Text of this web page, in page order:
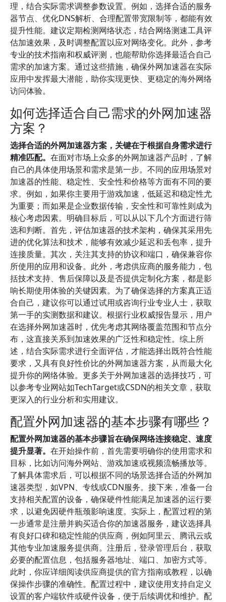
理，结合实际需求调整参数设置。例如，选择合适的服务
器节点、优化DNS解析、合理配置带宽限制等，都能有效
提升性能。建议定期检测网络状态，结合网络测速工具评
估加速效果，及时调整配置以应对网络变化。此外，参考
专业的技术指南和权威评测，也能帮助你选择最适合自己
需求的加速方案。通过这些措施，确保外网加速器在实际
应用中发挥最大潜能，助你实现更快、更稳定的海外网络
访问体验。
如何选择适合自己需求的外网加速器
方案？
选择合适的外网加速器方案，关键在于根据自身需求进行
精准匹配。 在面对市场上众多的外网加速器产品时，了解
自己的具体使用场景和需求是第一步。不同的应用场景对
加速器的性能、稳定性、安全性和价格等方面有不同的要
求。例如，如果你主要用于游戏加速，低延迟和稳定性尤
为重要；而如果是企业数据传输，安全性和可靠性则成为
核心考虑因素。明确目标后，可以从以下几个方面进行筛
选和判断。首先，评估加速器的技术架构，确保其采用先
进的优化算法和技术，能够有效减少延迟和丢包率，提升
连接质量。其次，关注其支持的协议和端口，确保兼容你
所使用的应用和设备。此外，考虑供应商的服务能力，包
括技术支持、售后保障以及是否提供定制化方案，都是影
响长期使用体验的关键因素。为了确保选择的方案真正适
合自己，建议你可以通过试用或咨询行业专业人士，获取
第一手的实测数据和建议。根据行业权威报告显示，用户
在选择外网加速器时，优先考虑其网络覆盖范围和节点分
布，这直接关系到加速效果的广泛性和稳定性。综上所
述，结合实际需求进行全面评估，才能选择出既符合性能
要求，又具有良好性价比的外网加速器方案，从而最大化
提升你的网络体验。更多关于外网加速器的选择技巧，可
以参考专业网站如TechTarget或CSDN的相关文章，获取
更深入的行业分析和实用建议。
配置外网加速器的基本步骤有哪些？
配置外网加速器的基本步骤旨在确保网络连接稳定、速度
提升显著。 在开始操作前，首先需要明确你的使用需求和
目标，比如访问海外网站、游戏加速或视频流畅播放等。
了解具体需求后，可以根据不同的场景选择合适的外网加
速器类型，如VPN、专线或CDN服务。接下来，准备一台
支持相关配置的设备，确保硬件性能满足加速器的运行要
求，以避免因硬件瓶颈影响速度。实际上，配置过程的第
一步通常是注册并购买适合你的加速器服务，建议选择具
有良好口碑和稳定性能的供应商，例如阿里云、腾讯云或
其他专业加速服务提供商。注册后，登录管理后台，获取
必要的配置信息，包括服务器地址、端口、加密方式等。
此时，你应详细阅读供应商提供的官方指南或教程，以确
保操作步骤的准确性。配置过程中，建议使用支持自定义
设置的客户端软件或硬件设备，便于后续调优和维护。配